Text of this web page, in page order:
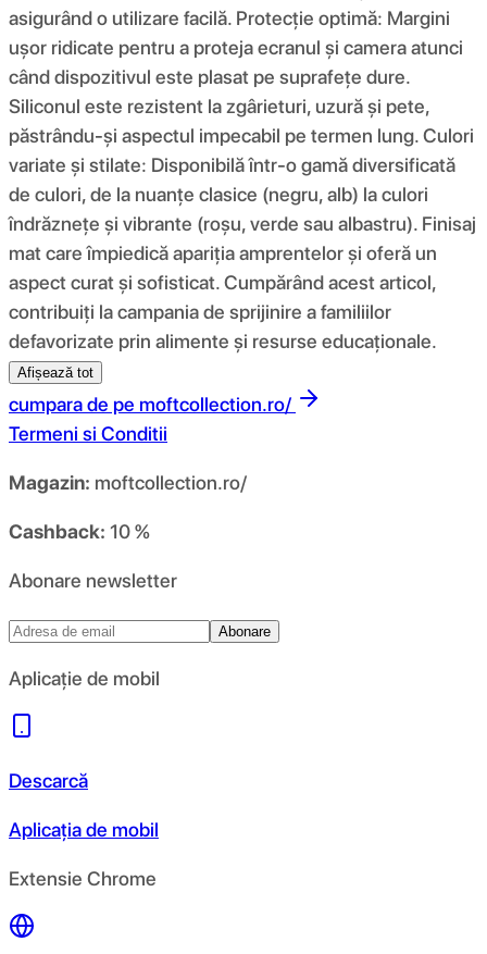
asigurând o utilizare facilă. Protecție optimă: Margini
ușor ridicate pentru a proteja ecranul și camera atunci
când dispozitivul este plasat pe suprafețe dure.
Siliconul este rezistent la zgârieturi, uzură și pete,
păstrându-și aspectul impecabil pe termen lung. Culori
variate și stilate: Disponibilă într-o gamă diversificată
de culori, de la nuanțe clasice (negru, alb) la culori
îndrăznețe și vibrante (roșu, verde sau albastru). Finisaj
mat care împiedică apariția amprentelor și oferă un
aspect curat și sofisticat. Cumpărând acest articol,
contribuiți la campania de sprijinire a familiilor
defavorizate prin alimente și resurse educaționale.
Afișează tot
cumpara de pe moftcollection.ro/
Termeni si Conditii
Magazin: moftcollection.ro/
Cashback: 10 %
Abonare newsletter
Abonare
Aplicație de mobil
Descarcă
Aplicația de mobil
Extensie Chrome